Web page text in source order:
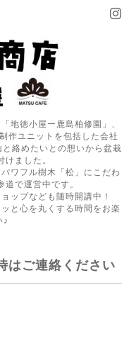
地徳小屋ー鹿島柏修園」、
作ユニットを包括した会社
絡めたいとの想いから盆栽
けました。
ワフル樹木「松」にこだわ
で運営中です。
ップなども随時開講中！
と心を丸くする時間をお楽
♪
はご連絡ください